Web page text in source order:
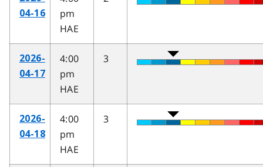
04-16
pm
HAE
2026-
04-17
4:00
pm
HAE
3
2026-
04-18
4:00
pm
HAE
3